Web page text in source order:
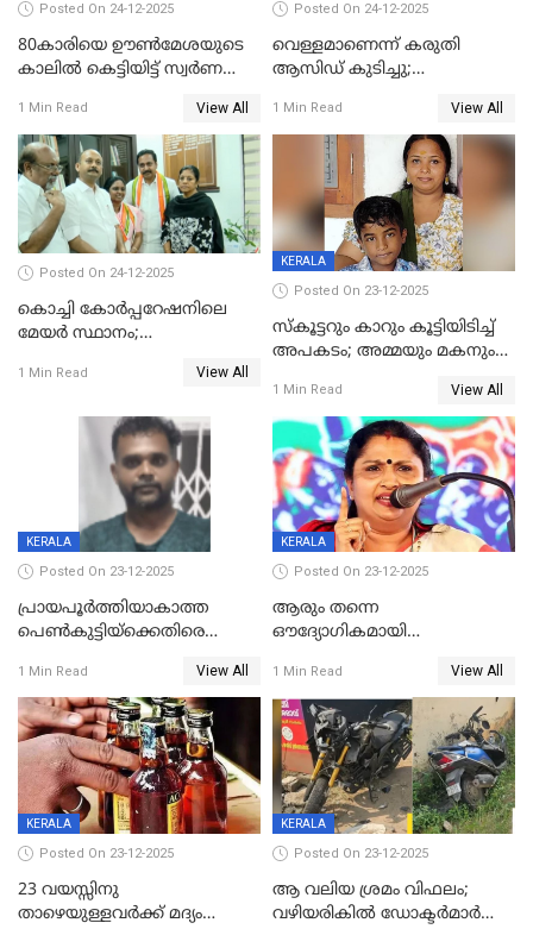
Posted On 24-12-2025
80കാരിയെ ഊൺമേശയുടെ
കാലിൽ കെട്ടിയിട്ട് സ്വർണവും
കൊച്ചുമകനും സുഹൃത്തും
അറസ്റ്റിൽ
1 Min Read View All
Posted On 24-12-2025
വെള്ളമാണെന്ന് കരുതി
ആസിഡ് കുടിച്ചു;
മരിച്ചു
1 Min Read View All
Posted On 24-12-2025
കൊച്ചി കോര്‍പ്പറേഷനിലെ
മേയര്‍ സ്ഥാനം;
രൂക്ഷം
1 Min Read View All
KERALA
Posted On 23-12-2025
സ്കൂട്ടറും കാറും കൂട്ടിയിടിച്ച്
അപകടം; അമ്മയും മകനും
ഗുരുതരാവസ്ഥയിൽ
1 Min Read View All
KERALA
Posted On 23-12-2025
പ്രായപൂർത്തിയാകാത്ത
പെൺകുട്ടിയ്ക്കെതിരെ
59 വർഷം തടവും 90,൦൦൦ രൂപ
പിഴയും ശിക്ഷ
1 Min Read View All
KERALA
Posted On 23-12-2025
ആരും തന്നെ
ഔദ്യോഗികമായി
കണ്ടെത്താൻ ഇന്ന് കോർ
കമ്മിറ്റി കൂടിയില്ല';
അതൃപ്തിയുമായി ദീപ്തി മേരി
വർഗീസ്
1 Min Read View All
KERALA
Posted On 23-12-2025
23 വയസ്സിനു
താഴെയുള്ളവർക്ക് മദ്യം
KERALA
Posted On 23-12-2025
ആ വലിയ ശ്രമം വിഫലം;
വഴിയരികില്‍ ‌ഡോക്ടര്‍മാര്‍